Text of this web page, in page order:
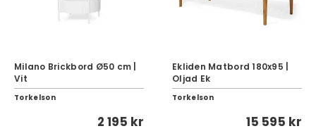
Milano Brickbord Ø50 cm |
Vit
Torkelson
2 195 kr
Ekliden Matbord 180x95 |
Oljad Ek
Torkelson
15 595 kr